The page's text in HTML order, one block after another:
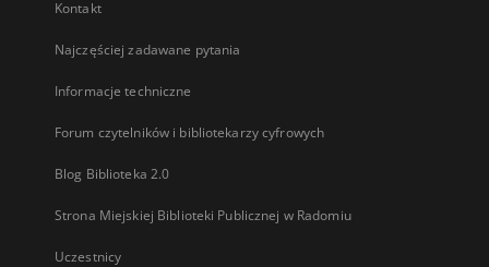
Kontakt
Najczęściej zadawane pytania
Informacje techniczne
Forum czytelników i bibliotekarzy cyfrowych
Blog Biblioteka 2.0
Strona Miejskiej Biblioteki Publicznej w Radomiu
Uczestnicy